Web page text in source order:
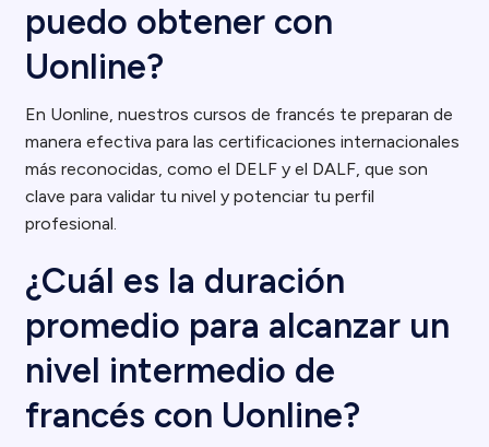
puedo obtener con
Uonline?
En Uonline, nuestros cursos de francés te preparan de
manera efectiva para las certificaciones internacionales
más reconocidas, como el DELF y el DALF, que son
clave para validar tu nivel y potenciar tu perfil
profesional.
¿Cuál es la duración
promedio para alcanzar un
nivel intermedio de
francés con Uonline?